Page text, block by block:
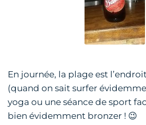
En journée, la plage est
(quand on sait surfer
yoga ou une séance de sport
bien évidemment bronzer ! 😉